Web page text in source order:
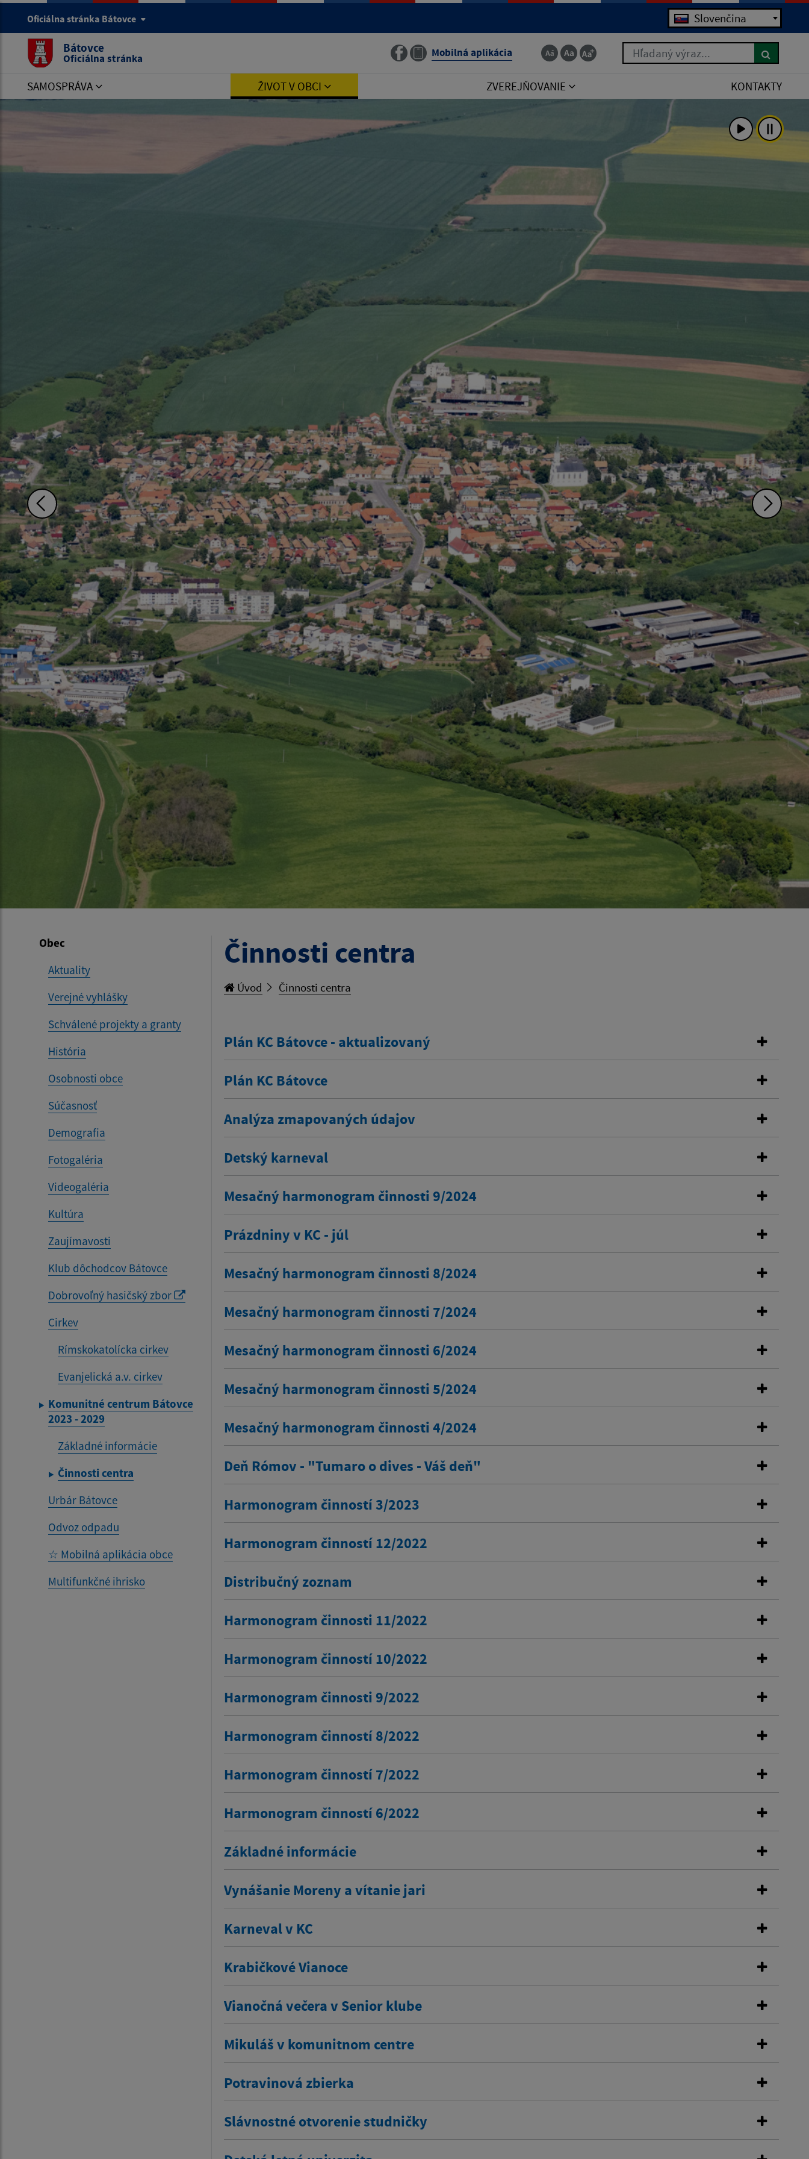
Oficiálna stránka Bátovce Jazyk Slovenčina
Bátovce
Oficiálna stránka Mobilná aplikácia Hľadaný výraz...
SAMOSPRÁVA ŽIVOT V OBCI ZVEREJŇOVANIE KONTAKTY
Obec
Aktuality
Verejné vyhlášky
Schválené projekty a granty
História
Osobnosti obce
Súčasnosť
Demografia
Fotogaléria
Videogaléria
Kultúra
Zaujímavosti
Klub dôchodcov Bátovce
Dobrovoľný hasičský zbor
Cirkev
Rímskokatolícka cirkev
Evanjelická a.v. cirkev
Komunitné centrum Bátovce
2023 - 2029
Základné informácie
Činnosti centra
Urbár Bátovce
Odvoz odpadu
☆ Mobilná aplikácia obce
Multifunkčné ihrisko
Činnosti centra
Úvod Činnosti centra
Plán KC Bátovce - aktualizovaný
Plán KC Bátovce
Analýza zmapovaných údajov
Detský karneval
Mesačný harmonogram činnosti 9/2024
Prázdniny v KC - júl
Mesačný harmonogram činnosti 8/2024
Mesačný harmonogram činnosti 7/2024
Mesačný harmonogram činnosti 6/2024
Mesačný harmonogram činnosti 5/2024
Mesačný harmonogram činnosti 4/2024
Deň Rómov - "Tumaro o dives - Váš deň"
Harmonogram činností 3/2023
Harmonogram činností 12/2022
Distribučný zoznam
Harmonogram činnosti 11/2022
Harmonogram činností 10/2022
Harmonogram činnosti 9/2022
Harmonogram činností 8/2022
Harmonogram činností 7/2022
Harmonogram činností 6/2022
Základné informácie
Vynášanie Moreny a vítanie jari
Karneval v KC
Krabičkové Vianoce
Vianočná večera v Senior klube
Mikuláš v komunitnom centre
Potravinová zbierka
Slávnostné otvorenie studničky